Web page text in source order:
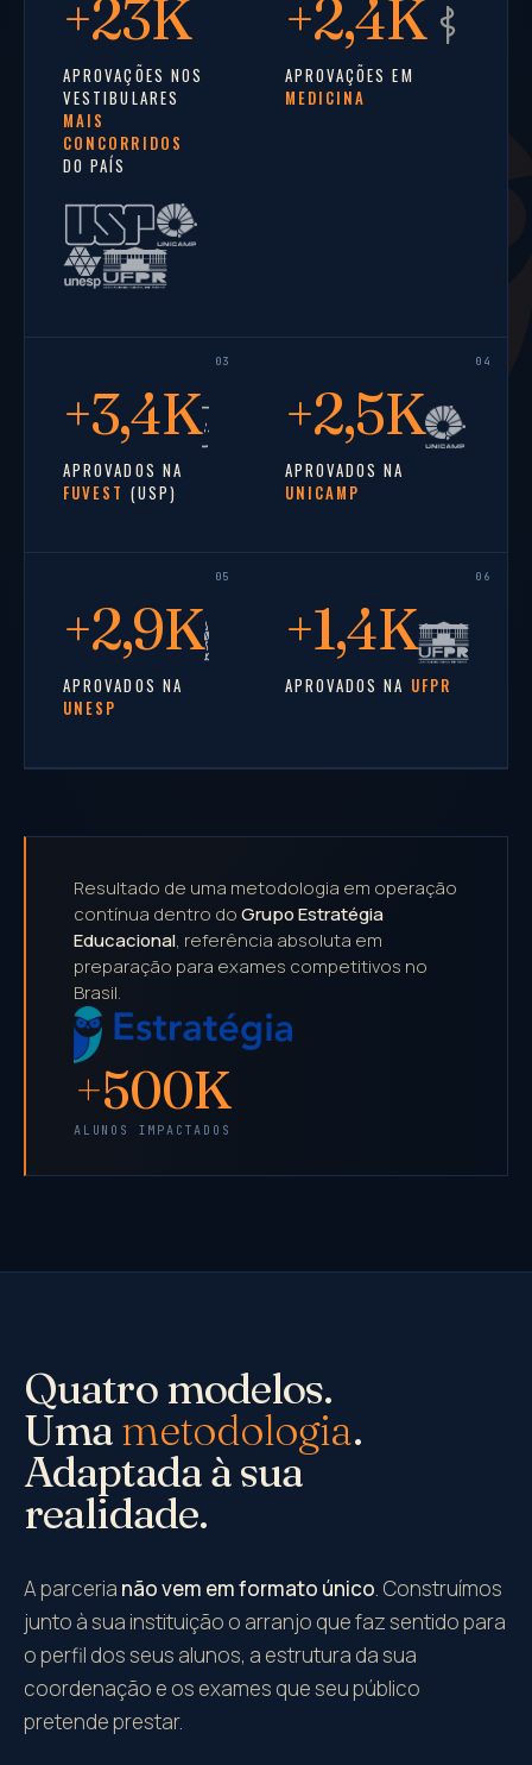
+23K
APROVAÇÕES NOS
VESTIBULARES
MAIS
CONCORRIDOS
DO PAÍS
+2,4K
APROVAÇÕES EM
MEDICINA
+3,4K
APROVADOS NA
FUVEST (USP)
+2,5K
APROVADOS NA
UNICAMP
+2,9K
APROVADOS NA
UNESP
+1,4K
APROVADOS NA UFPR
Resultado de uma metodologia em operação
contínua dentro doGrupo Estratégia
Educacional, referência absoluta em
preparação para exames competitivos no
Brasil.
+500K
ALUNOS IMPACTADOS
Quatro modelos.
Umametodologia.
Adaptada à sua
realidade.
A parceria não vem em formato único . Construímos
junto à sua instituição o arranjo que faz sentido para
o perfil dos seus alunos, a estrutura da sua
coordenação e os exames que seu público
pretende prestar.